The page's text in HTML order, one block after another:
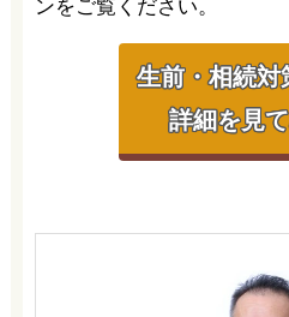
ンをご覧ください。
生前・相続対
詳細を見